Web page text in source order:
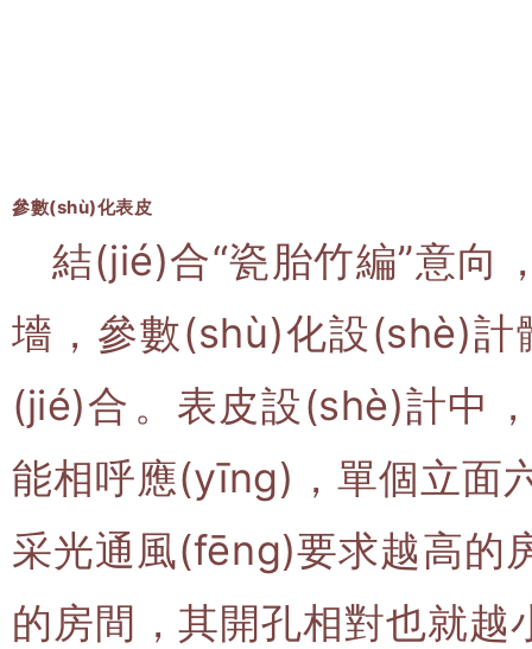
參數(shù)化表皮
結(jié)合“瓷胎竹編”意向
墻，參數(shù)化設(shè)
(jié)合。表皮設(shè)計
能相呼應(yīng)，單個立面六
采光通風(fēng)要求越高的房
的房間，其開孔相對也就越